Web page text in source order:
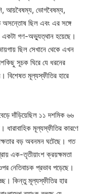
আয়বৈষম্য, ভোগবৈষম্য,
অসন্তোষ ছিল এবং এর সঙ্গে
একটা গণ-অভ্যুত্থান হয়েছে।
ছিল সেখানে থেকে এখন
সূচক ঘিরে যে ধরনের
বিশেষত মূল্যস্ফীতির হারে
দাঁড়িয়েছিল ১১ দশমিক ৬৬
ধারাবাহিক মূল্যস্ফীতির কারণে
বড় অবনমন ঘটেছে। গত
এক-তৃতীয়াংশ ক্রয়ক্ষমতা
নেতিবাচক প্রভাব পড়েছে।
কিন্তু মূল্যস্ফীতির হার